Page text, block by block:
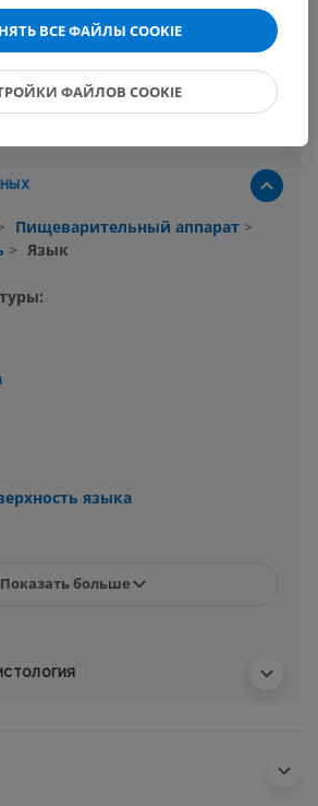
больше изображений
иерархия
Пищеварительный аппарат >
> Язык
языка
Показать больше
ВСЕ ФАЙЛЫ COOKIE
ФАЙЛОВ COOKIE